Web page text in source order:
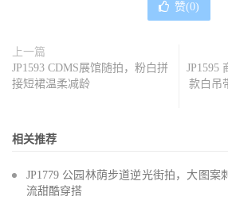
赞(0)
上一篇
JP1593 CDMS展馆随拍，粉白拼
接短裙温柔减龄
JP1595
款白吊
相关推荐
JP1779 公园林荫步道逆光街拍，大图案
流甜酷穿搭